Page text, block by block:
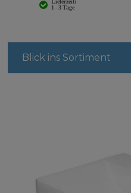
Blick ins Sortiment